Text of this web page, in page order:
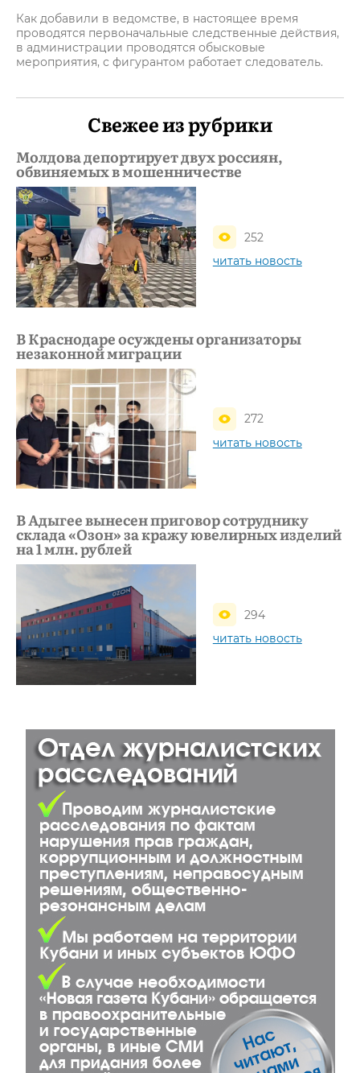
Как добавили в ведомстве, в настоящее время
проводятся первоначальные следственные действия,
в администрации проводятся обысковые
мероприятия, с фигурантом работает следователь.
Свежее из рубрики
Молдова депортирует двух россиян,
обвиняемых в мошенничестве
252
читать новость
В Краснодаре осуждены организаторы
незаконной миграции
272
читать новость
В Адыгее вынесен приговор сотруднику
склада «Озон» за кражу ювелирных изделий
на 1 млн. рублей
294
читать новость